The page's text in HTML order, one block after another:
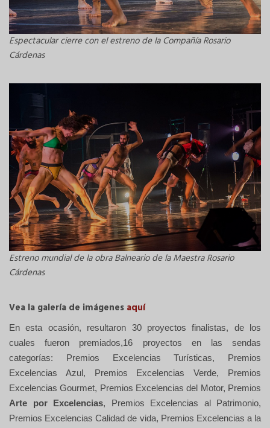
Espectacular cierre con el estreno de la Compañía Rosario
Cárdenas
Estreno mundial de la obra Balneario de la Maestra Rosario
Cárdenas
Vea la galería de imágenes aquí
En esta ocasión, resultaron 30 proyectos finalistas, de los
cuales fueron premiados,16 proyectos en las sendas
categorías: Premios Excelencias Turísticas, Premios
Excelencias Azul, Premios Excelencias Verde, Premios
Excelencias Gourmet, Premios Excelencias del Motor, Premios
Arte por Excelencias, Premios Excelencias al Patrimonio,
Premios Excelencias Calidad de vida, Premios Excelencias a la